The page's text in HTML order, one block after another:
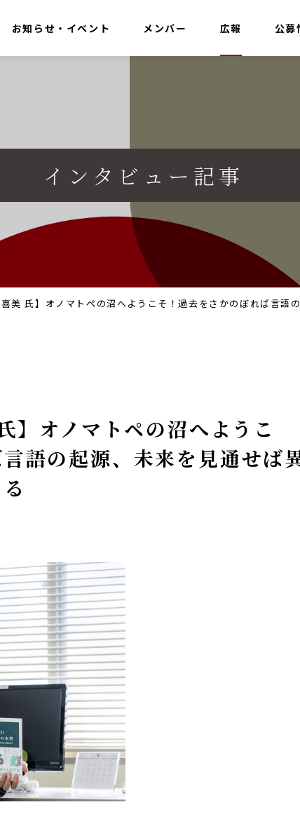
お知らせ・イベント メンバー 広報 公募
インタビュー記事
喜美 氏】オノマトペの沼へようこそ！過去をさかのぼれば言
】オノマトペの沼へようこ
語の起源、未来を見通せば